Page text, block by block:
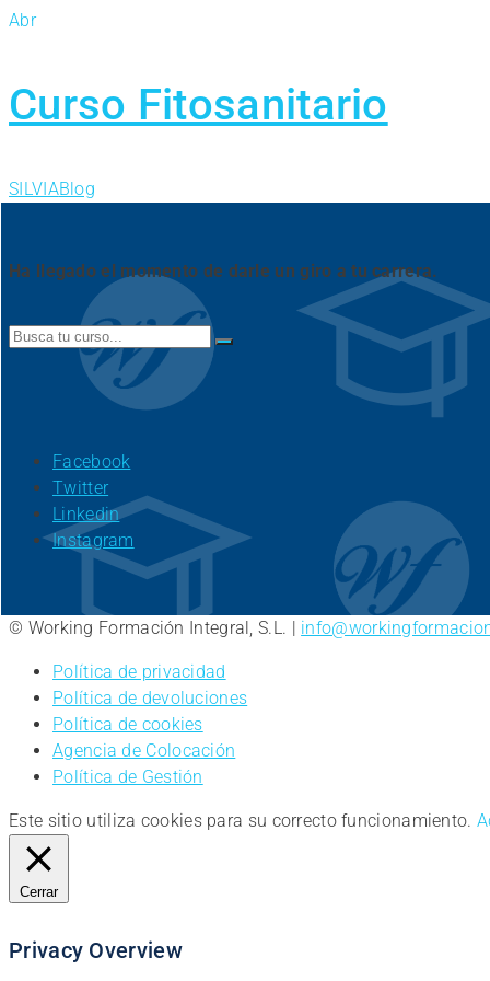
Abr
Curso Fitosanitario
SILVIABlog
Ha llegado el momento de darle un giro a tu carrera.
Search
Facebook
Twitter
Linkedin
Instagram
© Working Formación Integral, S.L. |
Política de privacidad
Política de devoluciones
Política de cookies
Agencia de Colocación
Política de Gestión
Este sitio utiliza cookies para su correcto funcionamiento.
Cerrar
Privacy Overview